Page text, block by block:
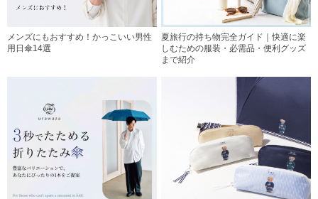
メンズにもおすすめ！かっこいい男性
用日傘14選
夏旅行の持ち物完全ガイド｜快適に楽
しむための服装・必需品・便利グッズ
まで紹介